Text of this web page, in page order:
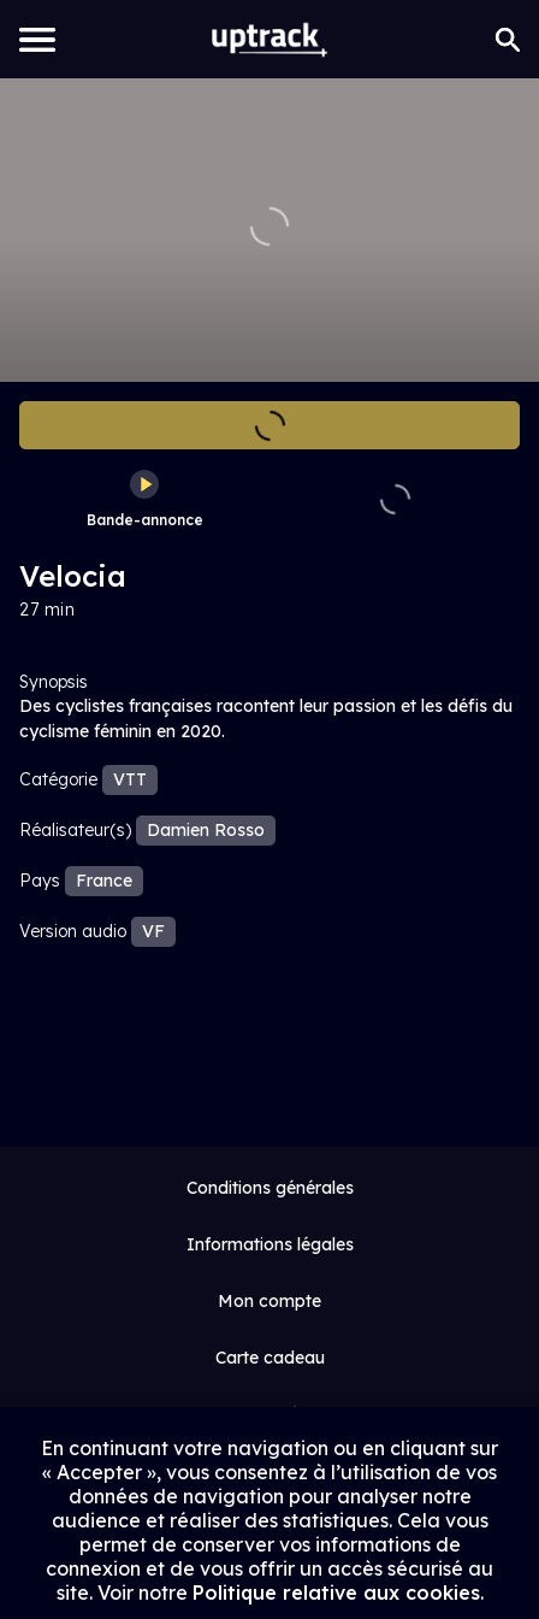
Bande-annonce
Velocia
27 min
Synopsis
Des cyclistes françaises racontent leur passion et les défis du
cyclisme féminin en 2020.
Catégorie VTT
Réalisateur(s) Damien Rosso
Pays France
Version audio VF
Conditions générales
Informations légales
Mon compte
Carte cadeau
Espace médias
Contact
Proposer un film
Rejoindre Uptrack
En continuant votre navigation ou en cliquant sur
« Accepter », vous consentez à l’utilisation de vos
données de navigation pour analyser notre
audience et réaliser des statistiques. Cela vous
permet de conserver vos informations de
connexion et de vous offrir un accès sécurisé au
site. Voir notre Politique relative aux cookies.